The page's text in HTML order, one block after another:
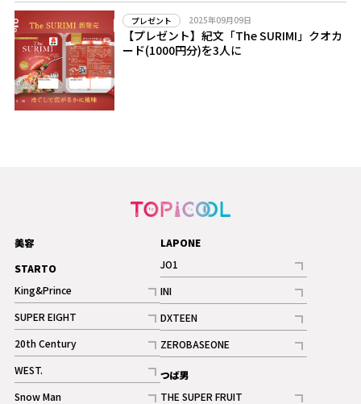
プレゼント 2025年09月09日
【プレゼント】紀文「The SURIMI」クオカ
ード(1000円分)を3人に
美容
STARTO
King&Prince
記事
SUPER EIGHT
記事
20th Century
記事
WEST.
記事
Snow Man
LAPONE
JO1
記事
INI
記事
ギャラリー
DXTEEN
記事
ギャラリー
ZEROBASEONE
記事
つば男
THE SUPER FRUIT